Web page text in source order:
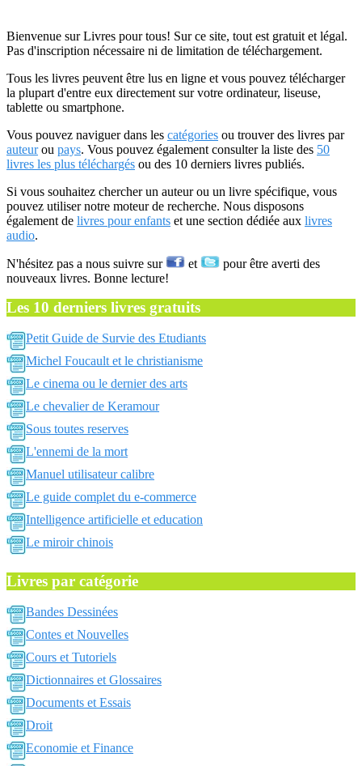
Bienvenue sur Livres pour tous! Sur ce site, tout est gratuit et légal.
Pas d'inscription nécessaire ni de limitation de téléchargement.
Tous les livres peuvent être lus en ligne et vous pouvez télécharger
la plupart d'entre eux directement sur votre ordinateur, liseuse,
tablette ou smartphone.
Vous pouvez naviguer dans les catégories ou trouver des livres par
auteurou pays. Vous pouvez également consulter la liste des 50
livres les plus téléchargés ou des 10 derniers livres publiés.
Si vous souhaitez chercher un auteur ou un livre spécifique, vous
pouvez utiliser notre moteur de recherche. Nous disposons
également de livres pour enfants et une section dédiée aux livres
audio.
N'hésitez pas a nous suivre sur et
pour être averti des
nouveaux livres. Bonne lecture!
Les 10 derniers livres gratuits
Petit Guide de Survie des Etudiants
Michel Foucault et le christianisme
Le cinema ou le dernier des arts
Le chevalier de Keramour
Sous toutes reserves
L'ennemi de la mort
Manuel utilisateur calibre
Le guide complet du e-commerce
Intelligence artificielle et education
Le miroir chinois
Livres par catégorie
Bandes Dessinées
Contes et Nouvelles
Cours et Tutoriels
Dictionnaires et Glossaires
Documents et Essais
Droit
Economie et Finance